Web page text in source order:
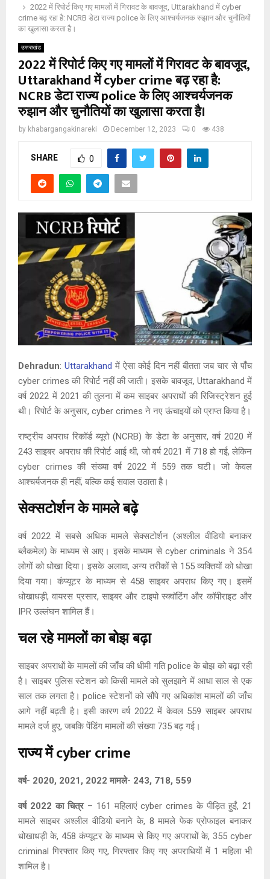
2022 में रिपोर्ट किए गए मामलों में गिरावट के बावजूद, Uttarakhand में cyber
crime बढ़ रहा है: NCRB डेटा राज्य police के लिए आश्चर्यजनक रुझान और चुनौतियों
का खुलासा करता है।
उत्तराखंड
2022 में रिपोर्ट किए गए मामलों में गिरावट के बावजूद,
Uttarakhand में cyber crime बढ़ रहा है:
NCRB डेटा राज्य police के लिए आश्चर्यजनक
रुझान और चुनौतियों का खुलासा करता है।
by khabargangakinareki December 12, 2023 0 438
SHARE 0
Dehradun: Uttarakhand में ऐसा कोई दिन नहीं बीतता जब चार से पाँच
cyber crimes की रिपोर्ट नहीं की जाती। इसके बावजूद, Uttarakhand में
वर्ष 2022 में 2021 की तुलना में कम साइबर अपराधों की रिजिस्ट्रेशन हुई
थी। रिपोर्ट के अनुसार, cyber crimes ने नए ऊंचाइयों को प्राप्त किया है।
राष्ट्रीय अपराध रिकॉर्ड ब्यूरो (NCRB) के डेटा के अनुसार, वर्ष 2020 में
243 साइबर अपराध की रिपोर्ट आई थी, जो वर्ष 2021 में 718 हो गई, लेकिन
cyber crimes की संख्या वर्ष 2022 में 559 तक घटी। जो केवल
आश्चर्यजनक ही नहीं, बल्कि कई सवाल उठाता है।
सेक्सटोर्शन के मामले बढ़े
वर्ष 2022 में सबसे अधिक मामले सेक्सटोर्शन (अश्लील वीडियो बनाकर
ब्लैकमेल) के माध्यम से आए। इसके माध्यम से cyber criminals ने 354
लोगों को धोखा दिया। इसके अलावा, अन्य तरीकों से 155 व्यक्तियों को धोखा
दिया गया। कंप्यूटर के माध्यम से 458 साइबर अपराध किए गए। इसमें
धोखाधड़ी, वायरस प्रसार, साइबर और टाइपो स्क्वॉटिंग और कॉपीराइट और
IPR उल्लंघन शामिल हैं।
चल रहे मामलों का बोझ बढ़ा
साइबर अपराधों के मामलों की जाँच की धीमी गति police के बोझ को बढ़ा रही
है। साइबर पुलिस स्टेशन को किसी मामले को सुलझाने में आधा साल से एक
साल तक लगता है। police स्टेशनों को सौंपे गए अधिकांश मामलों की जाँच
आगे नहीं बढ़ती है। इसी कारण वर्ष 2022 में केवल 559 साइबर अपराध
मामले दर्ज हुए, जबकि पेंडिंग मामलों की संख्या 735 बढ़ गई।
राज्य में cyber crime
वर्ष- 2020, 2021, 2022 मामले- 243, 718, 559
वर्ष 2022 का चित्र– 161 महिलाएं cyber crimes के पीड़ित हुईं, 21
मामले साइबर अश्लील वीडियो बनाने के, 8 मामले फेक प्रोफाइल बनाकर
धोखाधड़ी के, 458 कंप्यूटर के माध्यम से किए गए अपराधों के, 355 cyber
criminal गिरफ्तार किए गए, गिरफ्तार किए गए अपराधियों में 1 महिला भी
शामिल है।